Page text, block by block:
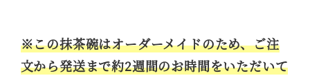
※この抹茶碗はオーダーメイドのため、ご注
文から発送まで約2週間のお時間をいただいて